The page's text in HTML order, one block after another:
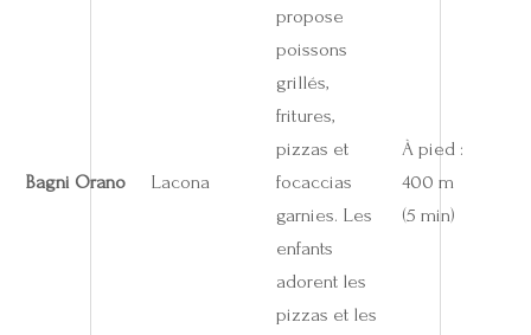
Bagni Orano Lacona
propose
poissons
grillés,
fritures,
pizzas et
focaccias
garnies. Les
enfants
adorent les
pizzas et les
À pied :
400 m
(5 min)